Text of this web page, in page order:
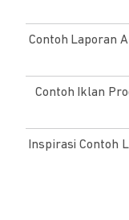
Contoh Laporan
Contoh Iklan
Inspirasi Contoh